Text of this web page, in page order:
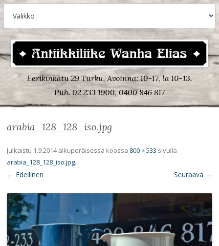
Eerikinkatu 29 Turku, Avoinna: 10-17, la 10-13.
Puh. 02 233 1900, 0400 846 817
arabia_128_128_iso.jpg
Julkaistu 1.9.2014alkuperäisessä koossa 800 × 533 sivulla
arabia_128_128_iso.jpg.
← Edellinen Seuraava →